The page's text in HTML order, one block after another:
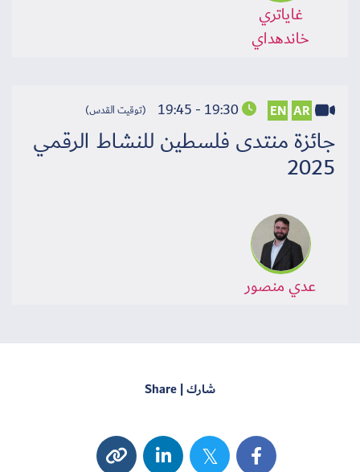
غاياتري
خاندهداي
AR
EN
19:30 - 19:45 (توقيت القدس)
جائزة منتدى فلسطين للنشاط الرقمي
2025
عدي منصور
شارك | Share